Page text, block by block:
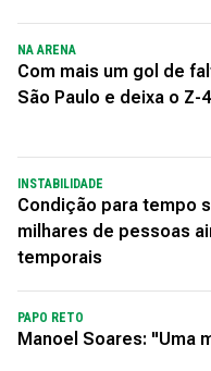
NA ARENA
Com mais um gol de
São Paulo e deixa o Z-
INSTABILIDADE
Condição para tempo
milhares de pessoas
temporais
PAPO RETO
Manoel Soares: "Uma